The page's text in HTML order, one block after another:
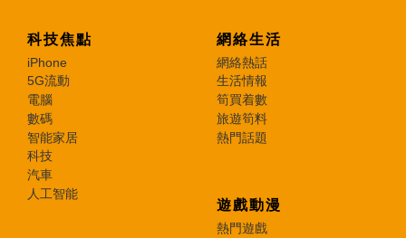
科技焦點
iPhone
5G流動
電腦
數碼
智能家居
科技
汽車
人工智能
網絡生活
網絡熱話
生活情報
筍買着數
旅遊筍料
熱門話題
遊戲動漫
熱門遊戲